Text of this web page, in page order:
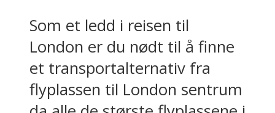
Som et ledd i reisen til
London er du nødt til å finne
et transportalternativ fra
flyplassen til London sentrum